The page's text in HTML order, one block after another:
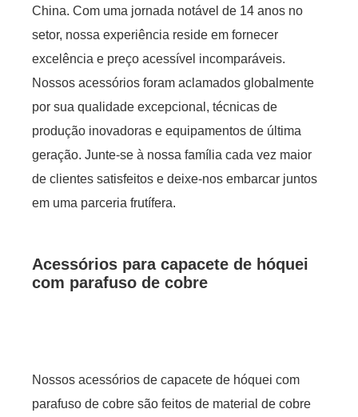
China. Com uma jornada notável de 14 anos no
setor, nossa experiência reside em fornecer
excelência e preço acessível incomparáveis.
Nossos acessórios foram aclamados globalmente
por sua qualidade excepcional, técnicas de
produção inovadoras e equipamentos de última
geração. Junte-se à nossa família cada vez maior
de clientes satisfeitos e deixe-nos embarcar juntos
em uma parceria frutífera.
Acessórios para capacete de hóquei
com parafuso de cobre
Nossos acessórios de capacete de hóquei com
parafuso de cobre são feitos de material de cobre